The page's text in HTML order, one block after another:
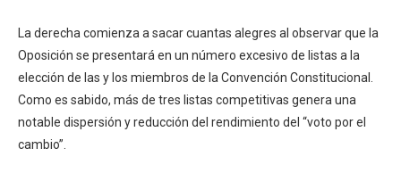
La derecha comienza a sacar cuantas alegres al observar que la
Oposición se presentará en un número excesivo de listas a la
elección de las y los miembros de la Convención Constitucional.
Como es sabido, más de tres listas competitivas genera una
notable dispersión y reducción del rendimiento del “voto por el
cambio”.